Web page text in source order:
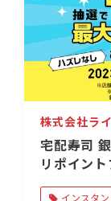
株式会社ラ
宅配寿司
リポイント
インスタ